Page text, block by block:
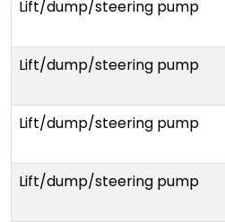
Lift/dump/steering pump
Lift/dump/steering pump
Lift/dump/steering pump
Lift/dump/steering pump